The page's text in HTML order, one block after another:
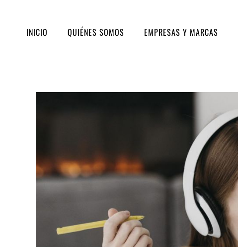
INICIO QUIÉNES SOMOS EMPRESAS Y MARCAS